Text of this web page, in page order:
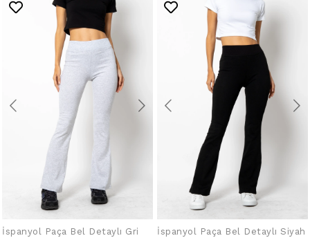
İspanyol Paça Bel Detaylı Gri
İspanyol Paça Bel Detaylı Siyah